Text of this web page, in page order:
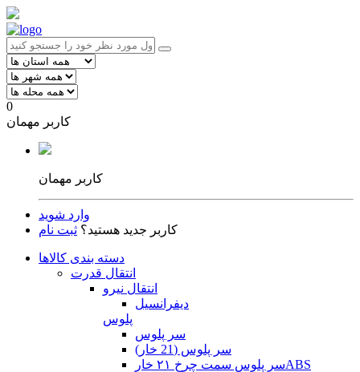
0
کاربر مهمان
کاربر مهمان
وارد شوید
کاربر جدید هستید؟ ثبت نام
دسته بندی کالاها
انتقال قدرت
انتقال نیرو
دیفرانسیل
پلوس
سر پلوس
سر پلوس (21 خار)
سر پلوس سمت چرخ ۲۱ خارABS